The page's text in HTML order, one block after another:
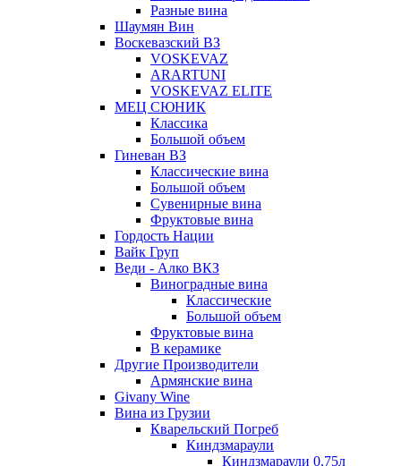
Разные вина
Шаумян Вин
Воскевазский ВЗ
VOSKEVAZ
ARARTUNI
VOSKEVAZ ELITE
МЕЦ СЮНИК
Классика
Большой объем
Гиневан ВЗ
Классические вина
Большой объем
Сувенирные вина
Фруктовые вина
Гордость Нации
Вайк Груп
Веди - Алко ВКЗ
Виноградные вина
Классические
Большой объем
Фруктовые вина
В керамике
Другие Производители
Армянские вина
Givany Wine
Вина из Грузии
Кварельский Погреб
Киндзмараули
Киндзмараули 0,75л